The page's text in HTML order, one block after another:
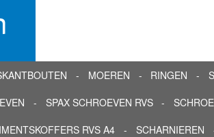
MOEREN RINGEN
SPAX SCHROEVEN RVS
RVS A4 SCHARNIEREN